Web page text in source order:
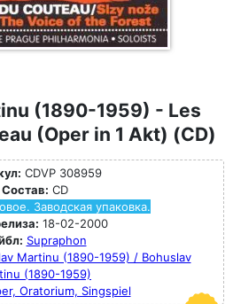
(1890-1959) - Les
(Oper in 1 Akt) (CD)
CDVP 308959
Состав: CD
Заводская упаковка.
18-02-2000
Supraphon
Martinu (1890-1959) / Bohuslav
(1890-1959)
Oratorium, Singspiel